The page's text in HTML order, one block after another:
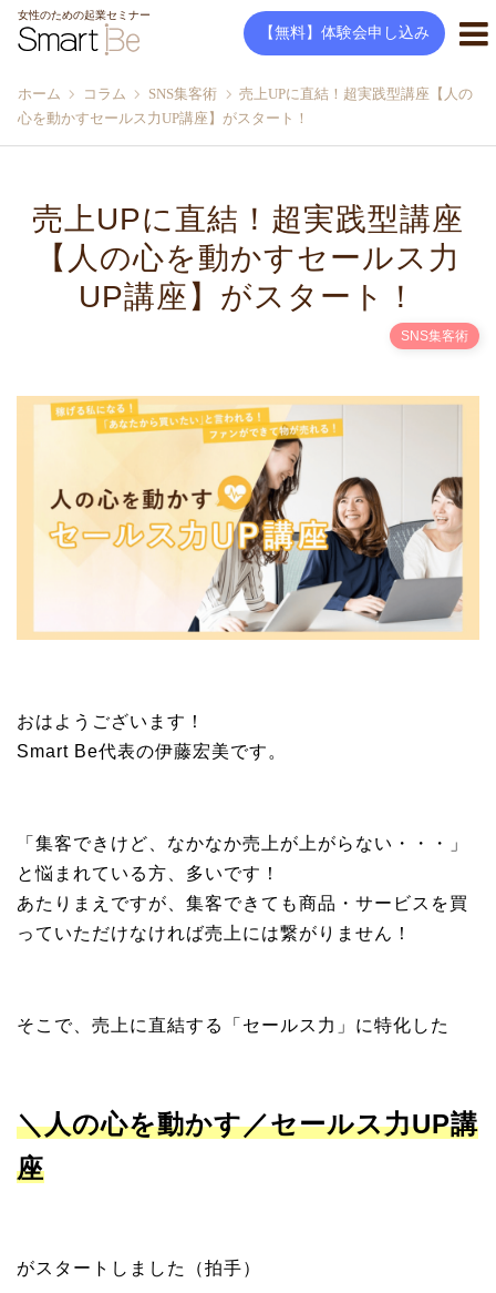
女性のための起業セミナー
【無料】体験会申し込み
ホーム コラム SNS集客術
売上UPに直結！超実践型講座【人の
心を動かすセールス力UP講座】がスタート！
売上UPに直結！超実践型講座
【人の心を動かすセールス力
UP講座】がスタート！
SNS集客術
おはようございます！
Smart Be代表の伊藤宏美です。
「集客できけど、なかなか売上が上がらない・・・」
と悩まれている方、多いです！
あたりまえですが、集客できても商品・サービスを買
っていただけなければ売上には繋がりません！
そこで、売上に直結する「セールス力」に特化した
＼人の心を動かす／セールス力UP講
座
がスタートしました（拍手）